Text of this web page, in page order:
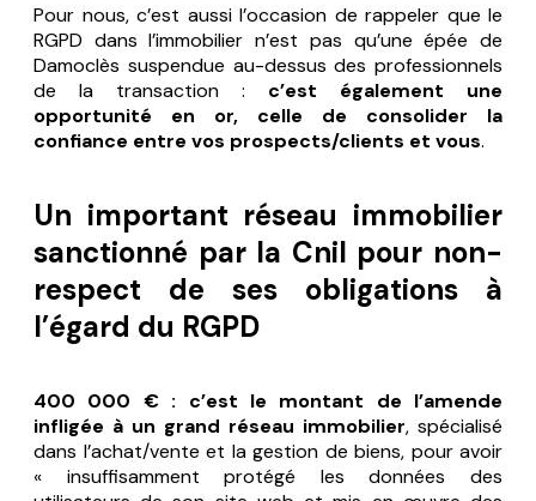
Pour nous, c’est aussi l’occasion de rappeler que le
RGPD dans l’immobilier n’est pas qu’une épée de
Damoclès suspendue au-dessus des professionnels
de la transaction : c’est également une
opportunité en or, celle de consolider la
confiance entre vos prospects/clients et vous.
Un important réseau immobilier
sanctionné par la Cnil pour non-
respect de ses obligations à
l’égard du RGPD
400 000 € : c’est le montant de l’amende
infligée à un grand réseau immobilier, spécialisé
dans l’achat/vente et la gestion de biens, pour avoir
« insuffisamment protégé les données des